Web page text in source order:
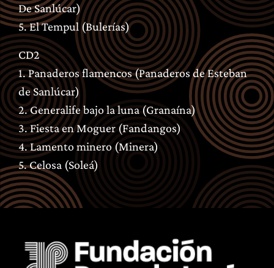
De Sanlúcar)
5. El Tempul (Bulerías)
CD2
1. Panaderos flamencos (Panaderos de Esteban
de Sanlúcar)
2. Generalife bajo la luna (Granaína)
3. Fiesta en Moguer (Fandangos)
4. Lamento minero (Minera)
5. Celosa (Soleá)